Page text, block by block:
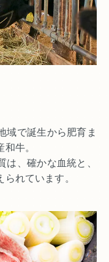
域で誕生から肥育ま
牛。
、確かな血統と、
れています。